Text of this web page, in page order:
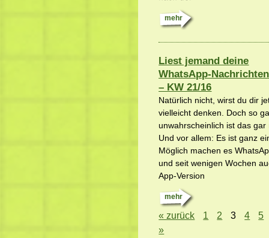
mehr
Liest jemand deine
WhatsApp-
– KW 21/16
Natürlich nicht, wirst du dir
vielleicht denken. Doch so
unwahrscheinlich ist das gar
Und vor allem: Es ist ganz
Möglich machen es
und seit wenigen Wochen
App-Version
mehr
« zurück 1 2 3 4
5
»